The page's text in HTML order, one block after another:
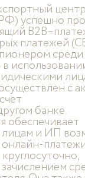
успешно
платежей
с
банке.
обеспечивает
и ИП
онлайн-